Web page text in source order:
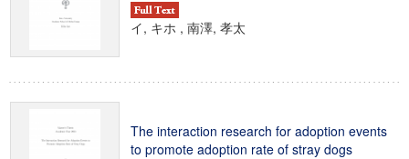
イ, キホ , 南澤, 孝太
The interaction research for adoption events
to promote adoption rate of stray dogs